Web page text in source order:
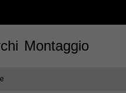
Montaggio